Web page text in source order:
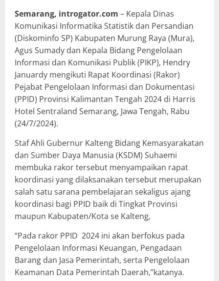
Semarang, introgator.com – Kepala Dinas
Komunikasi Informatika Statistik dan Persandian
(Diskominfo SP) Kabupaten Murung Raya (Mura),
Agus Sumady dan Kepala Bidang Pengelolaan
Informasi dan Komunikasi Publik (PIKP), Hendry
Januardy mengikuti Rapat Koordinasi (Rakor)
Pejabat Pengelolaan Informasi dan Dokumentasi
(PPID) Provinsi Kalimantan Tengah 2024 di Harris
Hotel Sentraland Semarang, Jawa Tengah, Rabu
(24/7/2024).
Staf Ahli Gubernur Kalteng Bidang Kemasyarakatan
dan Sumber Daya Manusia (KSDM) Suhaemi
membuka rakor tersebut menyampaikan rapat
koordinasi yang dilaksanakan tersebut merupakan
salah satu sarana pembelajaran sekaligus ajang
koordinasi bagi PPID baik di Tingkat Provinsi
maupun Kabupaten/Kota se Kalteng,
“Pada rakor PPID 2024 ini akan berfokus pada
Pengelolaan Informasi Keuangan, Pengadaan
Barang dan Jasa Pemerintah, serta Pengelolaan
Keamanan Data Pemerintah Daerah,”katanya.